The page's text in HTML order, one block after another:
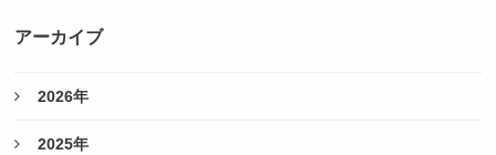
アーカイブ
2026年
2025年